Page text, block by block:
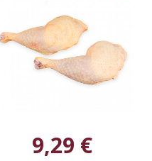
9,29 €